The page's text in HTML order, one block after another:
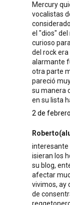
Mercury
vocalistas
el "dios"
curioso
del rock era
alarmante
otra parte
pareció
su manera
en su lista
2 de
interesante
isieran los
su blog,
afectar
vivimos, ay
de